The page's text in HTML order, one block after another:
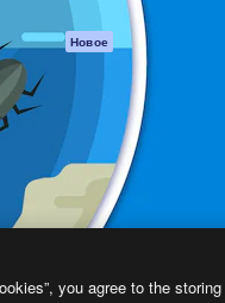
Новое
файлов
доверия
Ищете
you agree to the